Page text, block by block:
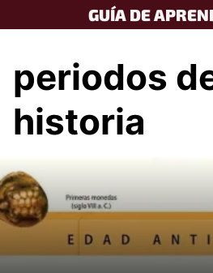
to
GUÍA DE
periodos
historia